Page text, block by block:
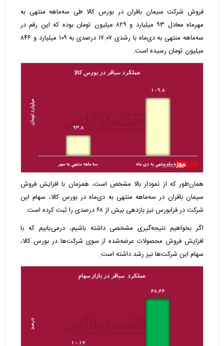
فروش شرکت سیمان باقران در بورس کالا طی سه‌ماهه منتهی به
مهرماه معادل ۹۳ میلیارد و ۸۲۹ میلیون تومان بوده که این رقم در
سه‌ماهه منتهی به دی‌ماه با رشدی ۱۷.۰۷ درصدی به ۱۰۹ میلیارد و ۸۴۶
میلیون تومان رسیده است.
همان‌طور که از نمودار بالا مشخص است، همزمان با افزایش فروش
سیمان باقران در سه‌ماهه منتهی به دی‌ماه در بورس کالا، سهام این
شرکت در فرابورس نیز بازدهی بیش از ۶۸ درصدی را ثبت کرده است.
اگر بخواهیم نتیجه‌گیری مشخصی داشته باشیم، درمی‌یابیم که با
افزایش فروش محصولات عرضه‌شده از سوی شرکت‌ها در بورس کالا،
سهام این شرکت‌ها نیز رشد داشته است.